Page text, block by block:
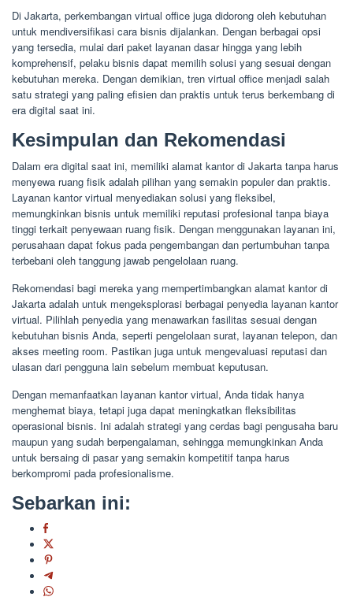
Di Jakarta, perkembangan virtual office juga didorong oleh kebutuhan
untuk mendiversifikasi cara bisnis dijalankan. Dengan berbagai opsi
yang tersedia, mulai dari paket layanan dasar hingga yang lebih
komprehensif, pelaku bisnis dapat memilih solusi yang sesuai dengan
kebutuhan mereka. Dengan demikian, tren virtual office menjadi salah
satu strategi yang paling efisien dan praktis untuk terus berkembang di
era digital saat ini.
Kesimpulan dan Rekomendasi
Dalam era digital saat ini, memiliki alamat kantor di Jakarta tanpa harus
menyewa ruang fisik adalah pilihan yang semakin populer dan praktis.
Layanan kantor virtual menyediakan solusi yang fleksibel,
memungkinkan bisnis untuk memiliki reputasi profesional tanpa biaya
tinggi terkait penyewaan ruang fisik. Dengan menggunakan layanan ini,
perusahaan dapat fokus pada pengembangan dan pertumbuhan tanpa
terbebani oleh tanggung jawab pengelolaan ruang.
Rekomendasi bagi mereka yang mempertimbangkan alamat kantor di
Jakarta adalah untuk mengeksplorasi berbagai penyedia layanan kantor
virtual. Pilihlah penyedia yang menawarkan fasilitas sesuai dengan
kebutuhan bisnis Anda, seperti pengelolaan surat, layanan telepon, dan
akses meeting room. Pastikan juga untuk mengevaluasi reputasi dan
ulasan dari pengguna lain sebelum membuat keputusan.
Dengan memanfaatkan layanan kantor virtual, Anda tidak hanya
menghemat biaya, tetapi juga dapat meningkatkan fleksibilitas
operasional bisnis. Ini adalah strategi yang cerdas bagi pengusaha baru
maupun yang sudah berpengalaman, sehingga memungkinkan Anda
untuk bersaing di pasar yang semakin kompetitif tanpa harus
berkompromi pada profesionalisme.
Sebarkan ini: